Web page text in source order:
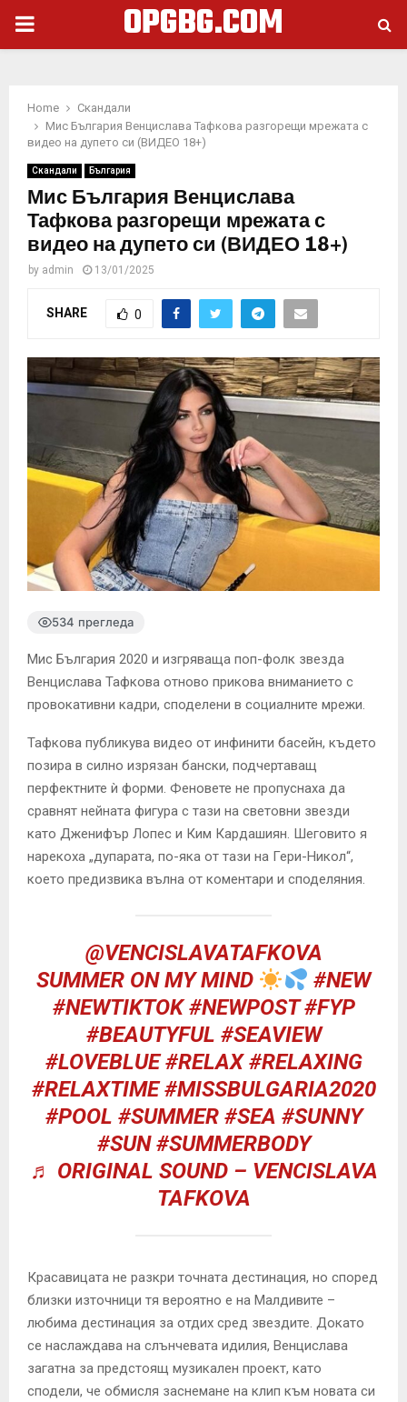
PRIMARY
OPGBG.COM
Home
Скандали
Мис България Венцислава Тафкова разгорещи мрежата с
видео на дупето си (ВИДЕО 18+)
Скандали България
Мис България Венцислава
Тафкова разгорещи мрежата с
видео на дупето си (ВИДЕО 18+)
by admin 13/01/2025
SHARE 0
534 прегледа
Мис България 2020 и изгряваща поп-фолк звезда
Венцислава Тафкова отново прикова вниманието с
провокативни кадри, споделени в социалните мрежи.
Тафкова публикува видео от инфинити басейн, където
позира в силно изрязан бански, подчертаващ
перфектните ѝ форми. Феновете не пропуснаха да
сравнят нейната фигура с тази на световни звезди
като Дженифър Лопес и Ким Кардашиян. Шеговито я
нарекоха „дупарата, по-яка от тази на Гери-Никол“,
което предизвика вълна от коментари и споделяния.
@VENCISLAVATAFKOVA
SUMMER ON MY MIND
#NEW
#NEWTIKTOK #NEWPOST #FYP
#BEAUTYFUL #SEAVIEW
#LOVEBLUE #RELAX #RELAXING
#RELAXTIME #MISSBULGARIA2020
#POOL #SUMMER #SEA #SUNNY
#SUN #SUMMERBODY
♬ ORIGINAL SOUND – VENCISLAVA
TAFKOVA
Красавицата не разкри точната дестинация, но според
близки източници тя вероятно е на Малдивите –
любима дестинация за отдих сред звездите. Докато
се наслаждава на слънчевата идилия, Венцислава
загатна за предстоящ музикален проект, като
сподели, че обмисля заснемане на клип към новата си